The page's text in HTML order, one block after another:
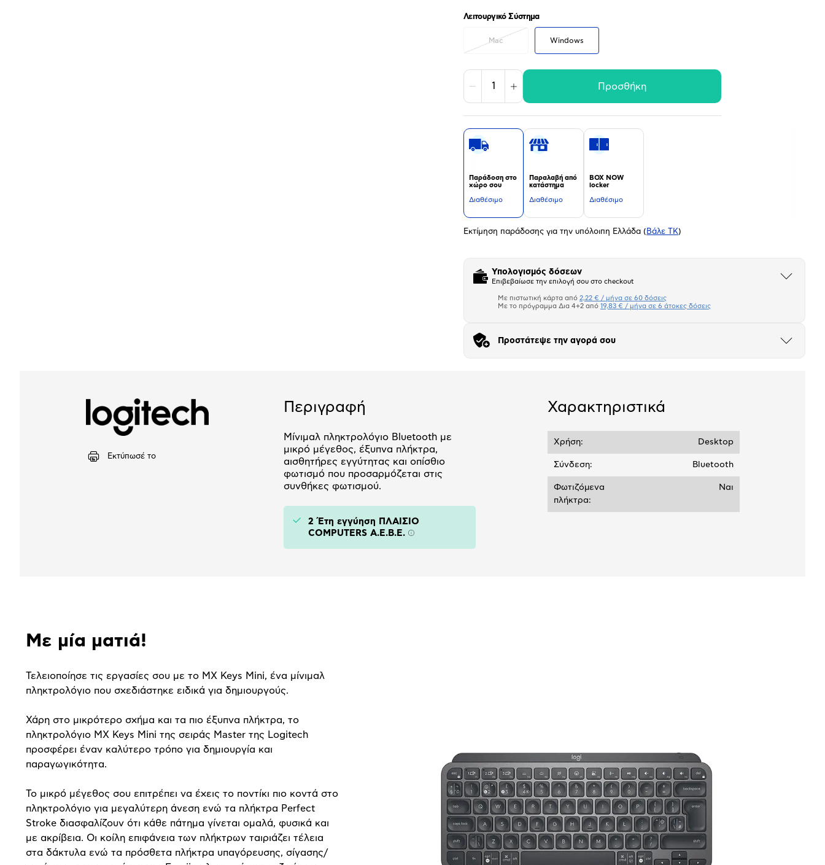
Λειτουργικό Σύστημα
Mac Windows
Μείωση Αύξηση Προσθήκη
Παράδοση στο
χώρο σου
Διαθέσιμο
Παραλαβή από
κατάστημα
Διαθέσιμο
BOX NOW
locker
Διαθέσιμο
Εκτίμηση παράδοσης για την υπόλοιπη Ελλάδα ( Βάλε ΤΚ)
Υπολογισμός δόσεων
Επιβεβαίωσε την επιλογή σου στο checkout
Άνοιξε
Πιστωτική κάρτα
Με πιστωτική κάρτα από 2,22 € / μήνα σε 60 δόσεις
Με το πρόγραμμα Δια 4+2 από 19,83 € / μήνα σε 6 άτοκες δόσεις
Προστάτεψε την αγορά σου
Άνοιξε
Εκτύπωσέ το
Περιγραφή
Μίνιμαλ πληκτρολόγιο Bluetooth με
μικρό μέγεθος, έξυπνα πλήκτρα,
αισθητήρες εγγύτητας και οπίσθιο
φωτισμό που προσαρμόζεται στις
συνθήκες φωτισμού.
2 Έτη εγγύηση ΠΛΑΙΣΙΟ
COMPUTERS A.E.B.E. Πληροφορίες
Χαρακτηριστικά
Χρήση: Desktop
Σύνδεση: Bluetooth
Φωτιζόμενα
πλήκτρα:
Ναι
παρουσίαση
Με μία ματιά!
Τελειοποίησε τις εργασίες σου με το MX Keys Mini, ένα μίνιμαλ
πληκτρολόγιο που σχεδιάστηκε ειδικά για δημιουργούς.
Χάρη στο μικρότερο σχήμα και τα πιο έξυπνα πλήκτρα, το
πληκτρολόγιο MX Keys Mini της σειράς Master της Logitech
προσφέρει έναν καλύτερο τρόπο για δημιουργία και
παραγωγικότητα.
Το μικρό μέγεθος σου επιτρέπει να έχεις το ποντίκι πιο κοντά στο
πληκτρολόγιο για μεγαλύτερη άνεση ενώ τα πλήκτρα Perfect
Stroke διασφαλίζουν ότι κάθε πάτημα γίνεται ομαλά, φυσικά και
με ακρίβεια. Οι κοίλη επιφάνεια των πλήκτρων ταιριάζει τέλεια
στα δάκτυλα ενώ τα πρόσθετα πλήκτρα υπαγόρευσης, σίγασης/